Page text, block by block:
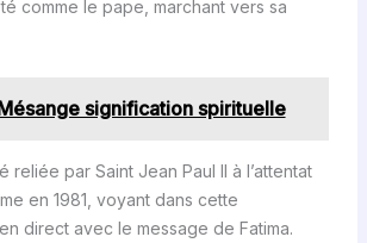
comme le pape, marchant vers sa
signification spirituelle
reliée par Saint Jean Paul II à l’attentat
en 1981, voyant dans cette
direct avec le message de Fatima.